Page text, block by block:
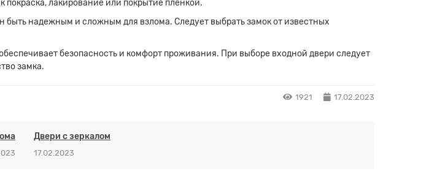
лакирование или покрытие пленкой.
надежным и сложным для взлома. Следует выбрать замок от известных
безопасность и комфорт проживания. При выборе входной двери следует
замка.
1921 17.02.2023
Двери с зеркалом
17.02.2023